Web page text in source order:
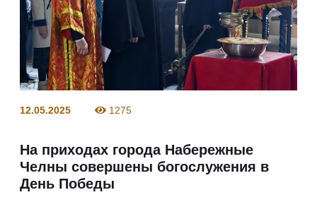
12.05.2025 1275
На приходах города Набережные
Челны совершены богослужения в
День Победы